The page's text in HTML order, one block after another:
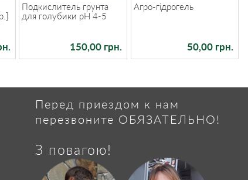
Подкислитель грунта
для голубики рН 4-5
150,00 грн.
Агро-гідрогель
50,00 грн.
Перед приездом к нам
перезвоните ОБЯЗАТЕЛЬНО!
З повагою!